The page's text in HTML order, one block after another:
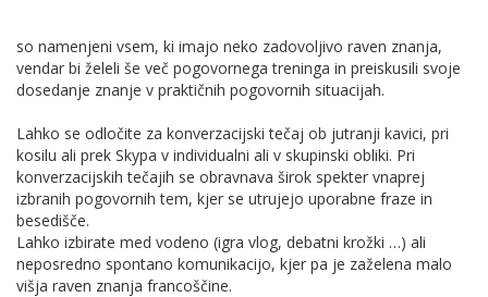
so namenjeni vsem, ki imajo neko zadovoljivo raven znanja,
vendar bi želeli še več pogovornega treninga in preiskusili svoje
dosedanje znanje v praktičnih pogovornih situacijah.
Lahko se odločite za konverzacijski tečaj ob jutranji kavici, pri
kosilu ali prek Skypa v individualni ali v skupinski obliki. Pri
konverzacijskih tečajih se obravnava širok spekter vnaprej
izbranih pogovornih tem, kjer se utrujejo uporabne fraze in
besedišče.
Lahko izbirate med vodeno (igra vlog, debatni krožki …) ali
neposredno spontano komunikacijo, kjer pa je zaželena malo
višja raven znanja francoščine.